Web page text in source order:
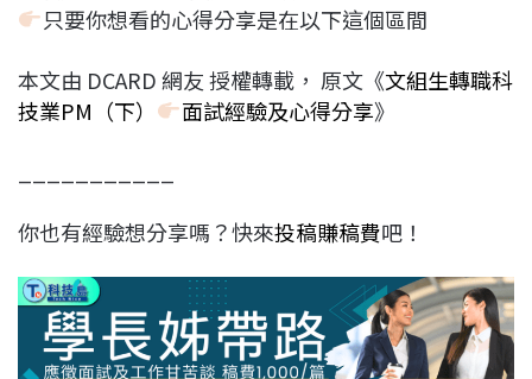
只要你想看的心得分享是在以下這個區間
本文由 DCARD 網友 授權轉載， 原文《文組生轉職科
技業PM（下）
面試經驗及心得分享​》
你也有經驗想分享嗎？快來投稿賺稿費吧！